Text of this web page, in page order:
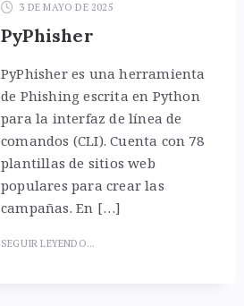
3 DE MAYO DE 2025
PyPhisher
PyPhisher es una herramienta
de Phishing escrita en Python
para la interfaz de línea de
comandos (CLI). Cuenta con 78
plantillas de sitios web
populares para crear las
campañas. En […]
SEGUIR LEYENDO...